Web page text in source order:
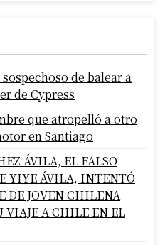
de balear a
de Cypress
que atropelló a otro
en Santiago
ÁVILA, EL FALSO
YIYE ÁVILA, INTENTÓ
DE JOVEN CHILENA
VIAJE A CHILE EN EL